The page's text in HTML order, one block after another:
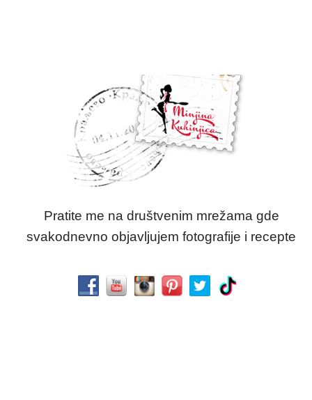
Pratite me na društvenim mrežama gde
svakodnevno objavljujem fotografije i recepte